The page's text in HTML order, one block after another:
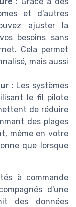
et d'autres
ajuster la
besoins sans
Cela permet
mais aussi
: Les systèmes
le fil pilote
de réduire
des plages
même en votre
que lorsque
à commande
d'une
des données